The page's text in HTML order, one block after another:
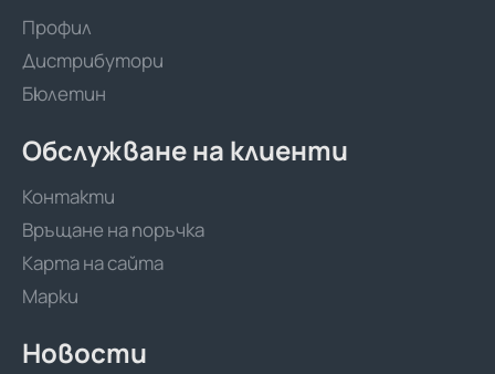
Профил
Дистрибутори
Бюлетин
Обслужване на клиенти
Контакти
Връщане на поръчка
Карта на сайта
Марки
Новости